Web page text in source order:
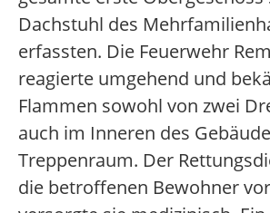
Dachstuhl des
erfassten. Die Feuerwehr
reagierte umgehend und
Flammen sowohl von zwei
auch im Inneren des
Treppenraum. Der
die betroffenen Bewohner